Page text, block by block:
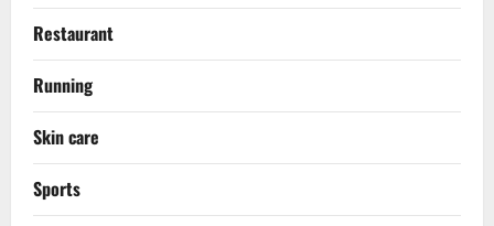
Restaurant
Running
Skin care
Sports